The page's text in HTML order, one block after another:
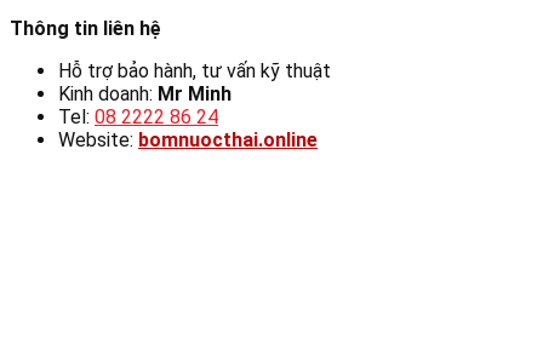
Thông tin liên hệ
Hỗ trợ bảo hành, tư vấn kỹ thuật
Kinh doanh: Mr Minh
Tel: 08 2222 86 24
Website: bomnuocthai.online